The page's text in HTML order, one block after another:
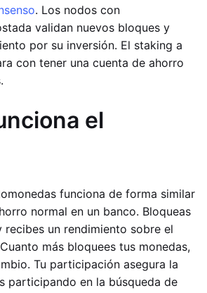
. Los nodos con
validan nuevos bloques y
por su inversión. El staking a
con tener una cuenta de ahorro
el
funciona de forma similar
normal en un banco. Bloqueas
un rendimiento sobre el
más bloquees tus monedas,
Tu participación asegura la
participando en la búsqueda de